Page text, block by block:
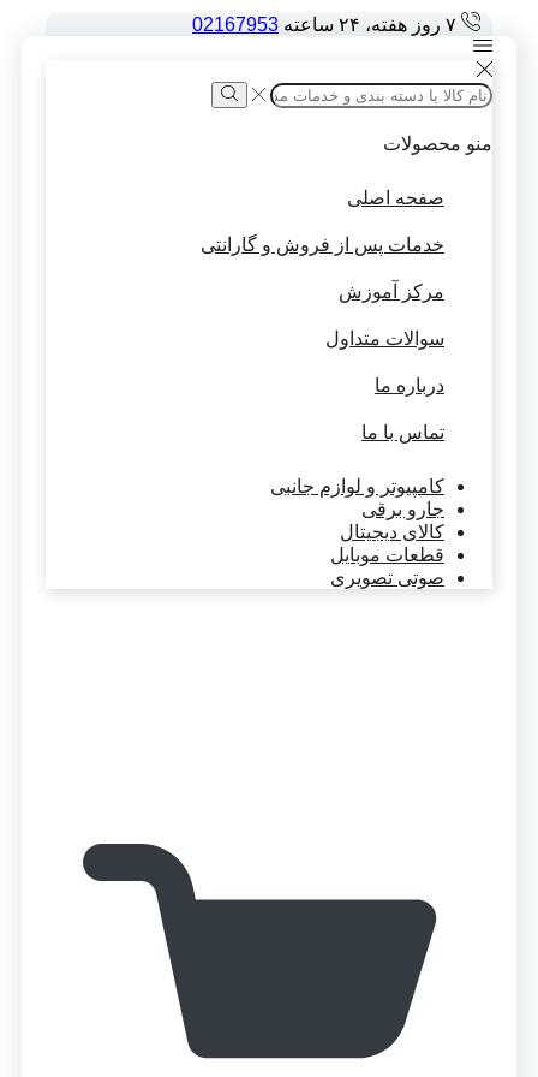
۷ روز هفته، ۲۴ ساعته 02167953
Search
input
Search
منو محصولات
صفحه اصلی
خدمات پس از فروش و گارانتی
مرکز آموزش
سوالات متداول
درباره ما
تماس با ما
کامپیوتر و لوازم جانبی
جارو برقی
کالای دیجیتال
قطعات موبایل
صوتی تصویری